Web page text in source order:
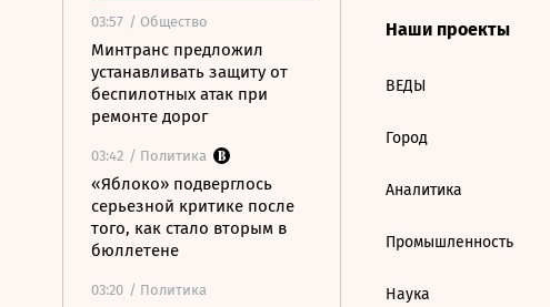
03:57 / Общество
Минтранс предложил
устанавливать защиту от
беспилотных атак при
ремонте дорог
03:42 / Политика
«Яблоко» подверглось
серьезной критике после
того, как стало вторым в
бюллетене
03:20 / Политика
Наши проекты
ВЕДЫ
Город
Аналитика
Промышленность
Наука